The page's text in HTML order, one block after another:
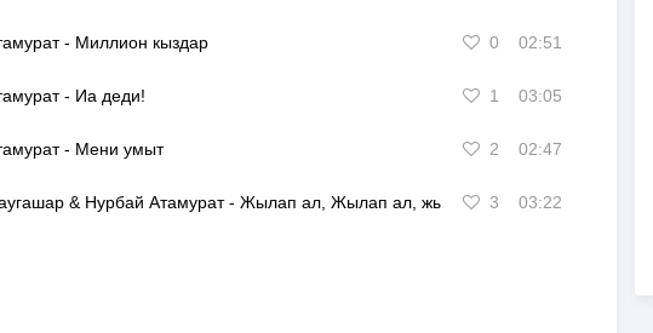
- Миллион кыздар 0 02:51
- Иа деди! 1 03:05
- Мени умыт 2 02:47
& Нурбай Атамурат - Жылап ал, Жылап ал, жылауыктарым
3
03:22